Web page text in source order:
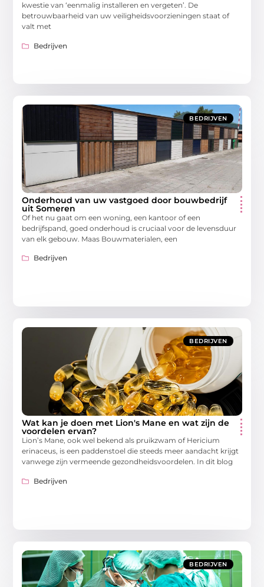
kwestie van ‘eenmalig installeren en vergeten’. De
betrouwbaarheid van uw veiligheidsvoorzieningen staat of
valt met
Bedrijven
BEDRIJVEN
Onderhoud van uw vastgoed door bouwbedrijf
uit Someren
Of het nu gaat om een woning, een kantoor of een
bedrijfspand, goed onderhoud is cruciaal voor de levensduur
van elk gebouw. Maas Bouwmaterialen, een
Bedrijven
BEDRIJVEN
Wat kan je doen met Lion's Mane en wat zijn de
voordelen ervan?
Lion’s Mane, ook wel bekend als pruikzwam of Hericium
erinaceus, is een paddenstoel die steeds meer aandacht krijgt
vanwege zijn vermeende gezondheidsvoordelen. In dit blog
Bedrijven
BEDRIJVEN